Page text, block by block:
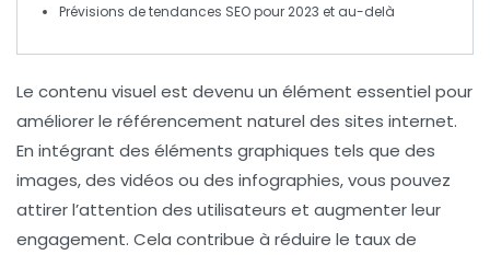
Prévisions detendances SEOpour 2023 et au-delà
Le contenu visuel est devenu un élément essentiel pour
améliorer le référencement naturel des sites internet.
En intégrant des éléments graphiques tels que des
images, des vidéos ou des infographies, vous pouvez
attirer l’attention des utilisateurs et augmenter leur
engagement. Cela contribue à réduire le taux de